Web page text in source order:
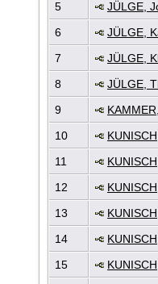
5
JÜLGE,
6
JÜLGE,
7
JÜLGE,
8
JÜLGE,
9
10
11
12
13
14
15